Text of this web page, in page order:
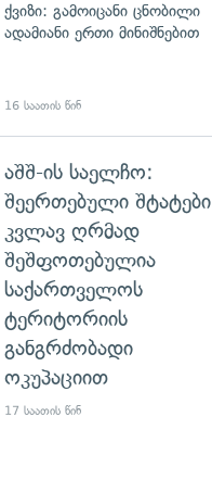
ქვიზი: გამოიცანი ცნობილი
ადამიანი ერთი მინიშნებით
16 საათის წინ
გადახედვა
აშშ-ის საელჩო:
შეერთებული შტატები
კვლავ ღრმად
შეშფოთებულია
საქართველოს
ტერიტორიის
განგრძობადი
ოკუპაციით
17 საათის წინ